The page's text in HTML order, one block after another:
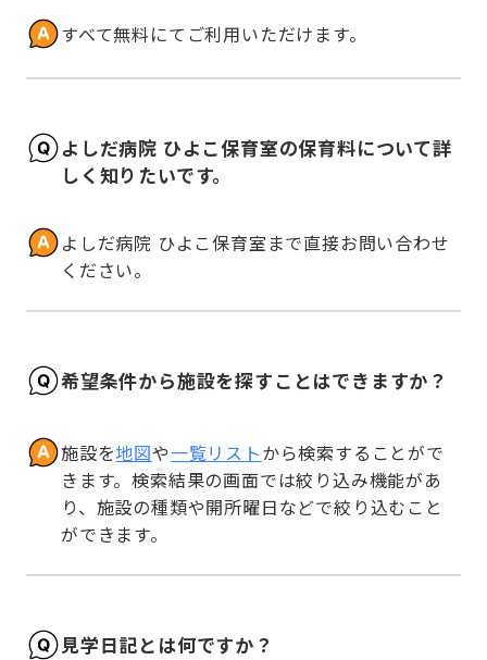
すべて無料にてご利用いただけます。
よしだ病院 ひよこ保育室の保育料について詳
しく知りたいです。
よしだ病院 ひよこ保育室まで直接お問い合わせ
ください。
希望条件から施設を探すことはできますか？
施設を地図や一覧リストから検索することがで
きます。検索結果の画面では絞り込み機能があ
り、施設の種類や開所曜日などで絞り込むこと
ができます。
見学日記とは何ですか？